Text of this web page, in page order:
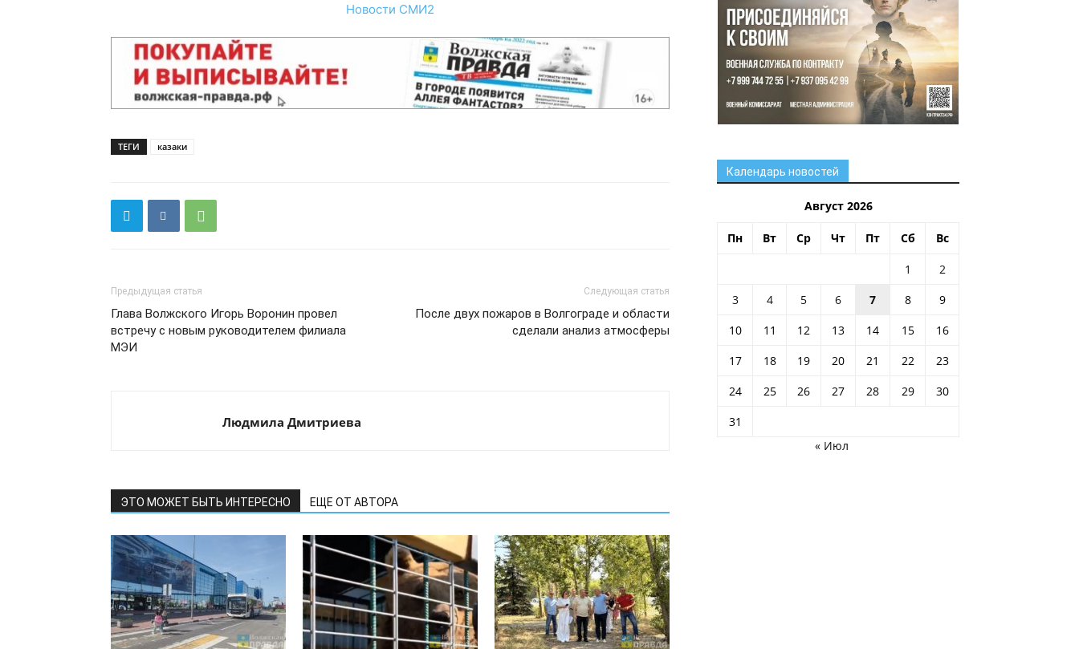
Новости СМИ2
ТЕГИ казаки
Предыдущая статья
Глава Волжского Игорь Воронин провел
встречу с новым руководителем филиала
МЭИ
Следующая статья
После двух пожаров в Волгограде и области
сделали анализ атмосферы
Людмила Дмитриева
ЭТО МОЖЕТ БЫТЬ ИНТЕРЕСНО ЕЩЕ ОТ АВТОРА
Календарь новостей
Август 2026
Пн Вт Ср Чт Пт Сб Вс
1
2
3
4 5 6 7 8
9
10
11 12 13 14 15
16
17
18 19 20 21 22
23
24
25 26 27 28 29
30
31
« Июл